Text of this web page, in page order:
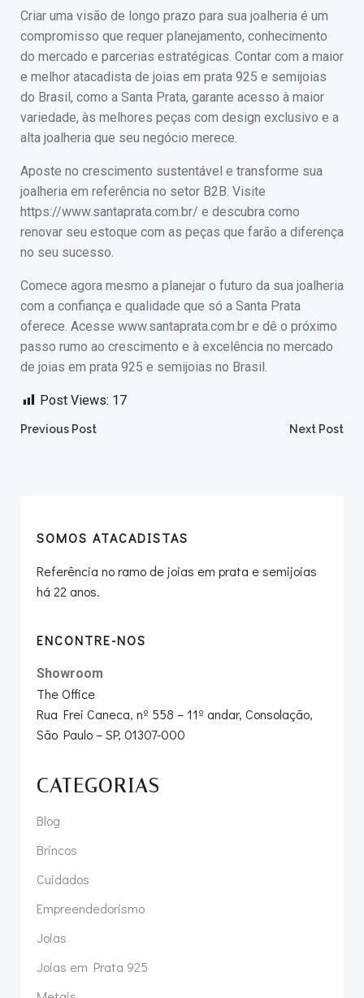
Criar uma visão de longo prazo para sua joalheria é um
compromisso que requer planejamento, conhecimento
do mercado e parcerias estratégicas. Contar com a maior
e melhor atacadista de joias em prata 925 e semijoias
do Brasil, como a Santa Prata, garante acesso à maior
variedade, às melhores peças com design exclusivo e a
alta joalheria que seu negócio merece.
Aposte no crescimento sustentável e transforme sua
joalheria em referência no setor B2B. Visite
https://www.santaprata.com.br/ e descubra como
renovar seu estoque com as peças que farão a diferença
no seu sucesso.
Comece agora mesmo a planejar o futuro da sua joalheria
com a confiança e qualidade que só a Santa Prata
oferece. Acesse www.santaprata.com.br e dê o próximo
passo rumo ao crescimento e à excelência no mercado
de joias em prata 925 e semijoias no Brasil.
Post Views: 17
Post
Previous Post Next Post
SOMOS ATACADISTAS
Referência no ramo de joias em prata e semijoias
há 22 anos.
ENCONTRE-NOS
Showroom
The Office
Rua Frei Caneca, nº 558 – 11º andar, Consolação,
São Paulo – SP, 01307-000
CATEGORIAS
Blog
Brincos
Cuidados
Empreendedorismo
Joias
Joias em Prata 925